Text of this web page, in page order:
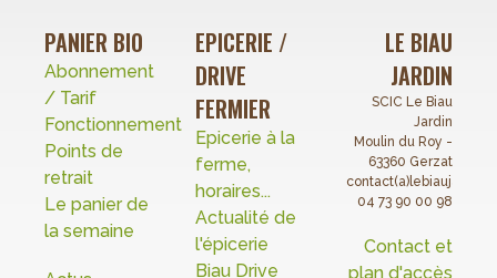
PANIER BIO
Abonnement
/ Tarif
Fonctionnement
Points de
retrait
Le panier de
la semaine
EPICERIE /
DRIVE
FERMIER
Epicerie à la
ferme,
horaires...
Actualité de
l'épicerie
Biau Drive
LE BIAU
JARDIN
SCIC Le Biau
Jardin
Moulin du Roy -
63360 Gerzat
04 73 90 00 98
Contact et
plan d'accès